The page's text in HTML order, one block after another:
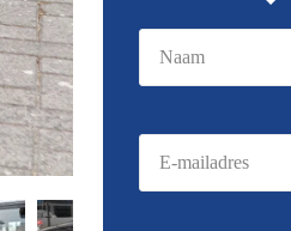
mailadres